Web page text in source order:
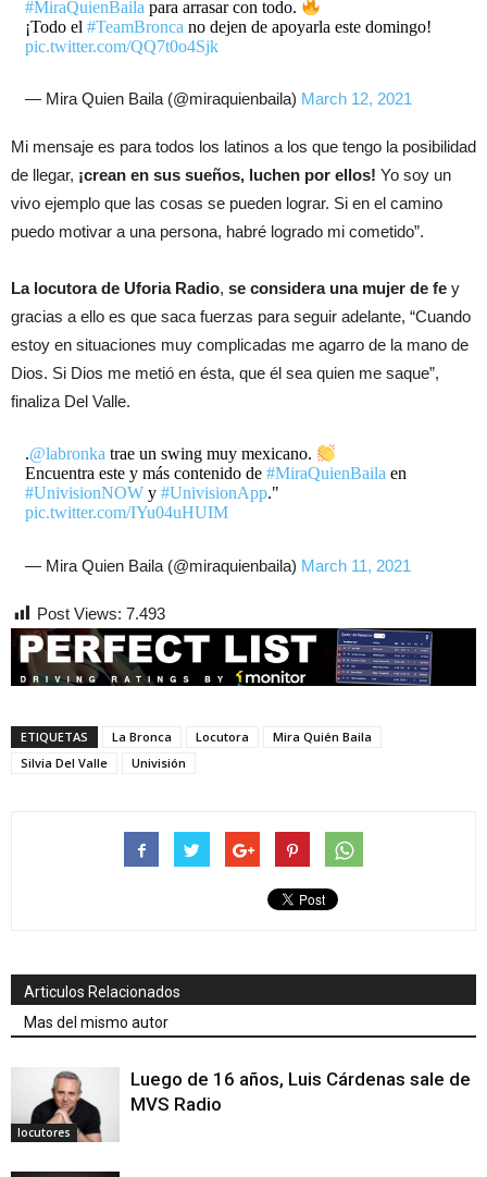
#MiraQuienBailapara arrasar con todo.
¡Todo el #TeamBroncano dejen de apoyarla este domingo!
pic.twitter.com/QQ7t0o4Sjk
— Mira Quien Baila (@miraquienbaila) March 12, 2021
Mi mensaje es para todos los latinos a los que tengo la posibilidad
de llegar, ¡crean en sus sueños, luchen por ellos! Yo soy un
vivo ejemplo que las cosas se pueden lograr. Si en el camino
puedo motivar a una persona, habré logrado mi cometido”.
La locutora de Uforia Radio, se considera una mujer de fe y
gracias a ello es que saca fuerzas para seguir adelante, “Cuando
estoy en situaciones muy complicadas me agarro de la mano de
Dios. Si Dios me metió en ésta, que él sea quien me saque”,
finaliza Del Valle.
.@labronkatrae un swing muy mexicano.
Encuentra este y más contenido de #MiraQuienBailaen
#UnivisionNOWy #UnivisionApp."
pic.twitter.com/IYu04uHUIM
— Mira Quien Baila (@miraquienbaila) March 11, 2021
Post Views: 7.493
ETIQUETAS La Bronca Locutora
Mira Quién Baila
Silvia Del Valle
Univisión
Articulos Relacionados
Mas del mismo autor
locutores
Luego de 16 años, Luis Cárdenas sale de
MVS Radio